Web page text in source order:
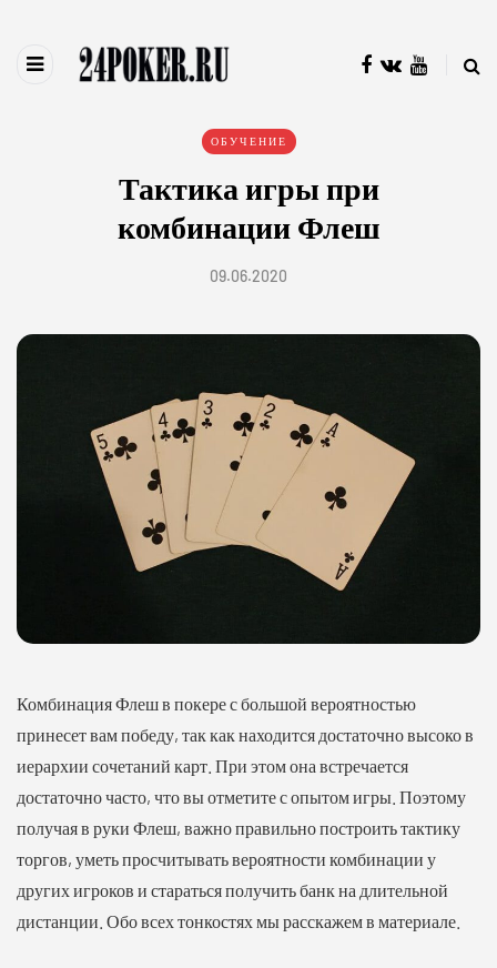
ОБУЧЕНИЕ
Тактика игры при
комбинации Флеш
09.06.2020
Комбинация Флеш в покере с большой вероятностью
принесет вам победу, так как находится достаточно высоко в
иерархии сочетаний карт. При этом она встречается
достаточно часто, что вы отметите с опытом игры. Поэтому
получая в руки Флеш, важно правильно построить тактику
торгов, уметь просчитывать вероятности комбинации у
других игроков и стараться получить банк на длительной
дистанции. Обо всех тонкостях мы расскажем в материале.